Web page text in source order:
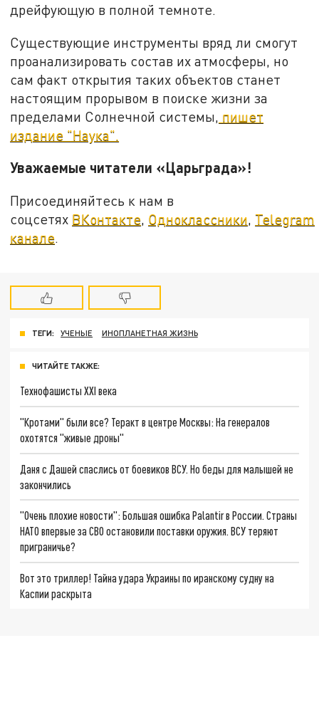
дрейфующую в полной темноте.
Существующие инструменты вряд ли смогут
проанализировать состав их атмосферы, но
сам факт открытия таких объектов станет
настоящим прорывом в поиске жизни за
пределами Солнечной системы, пишет
издание "Наука".
Уважаемые читатели «Царьграда»!
Присоединяйтесь к нам в
соцсетях ВКонтакте, Одноклассники, Telegram
канале.
ТЕГИ: УЧЕНЫЕ ИНОПЛАНЕТНАЯ ЖИЗНЬ
ЧИТАЙТЕ ТАКЖЕ:
Технофашисты XXI века
"Кротами" были все? Теракт в центре Москвы: На генералов
охотятся "живые дроны"
Даня с Дашей спаслись от боевиков ВСУ. Но беды для малышей не
закончились
"Очень плохие новости": Большая ошибка Palantir в России. Страны
НАТО впервые за СВО остановили поставки оружия. ВСУ теряют
приграничье?
Вот это триллер! Тайна удара Украины по иранскому судну на
Каспии раскрыта